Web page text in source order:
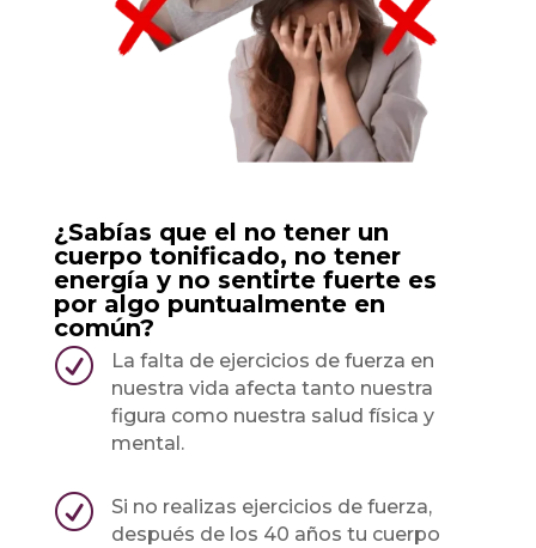
¿Sabías que el no tener un
cuerpo tonificado, no tener
energía y no sentirte fuerte es
por algo puntualmente en
común?
R
La falta de ejercicios de fuerza en
nuestra vida afecta tanto nuestra
figura como nuestra salud física y
mental.
R
Si no realizas ejercicios de fuerza,
después de los 40 años tu cuerpo